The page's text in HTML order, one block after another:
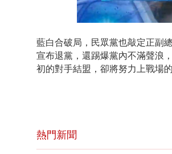
Unmute
藍白合破局，民眾黨也敲定正副
宣布退黨，還踢爆黨內不滿聲浪
初的對手結盟，卻將努力上戰場
熱門新聞